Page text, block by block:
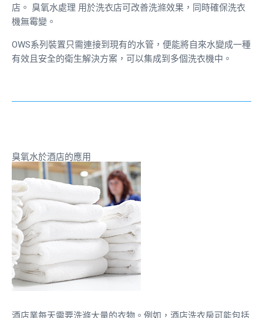
店。 臭氧水處理 用於洗衣店可改善洗滌效果，同時確保洗衣
機無霉變。
OWS系列裝置只需連接到現有的水管，便能將自來水變成一種
有效且安全的衛生解決方案，可以集成到多個洗衣機中。
臭氧水於酒店的應用
酒店業每天需要洗滌大量的衣物。例如，酒店洗衣房可能包括